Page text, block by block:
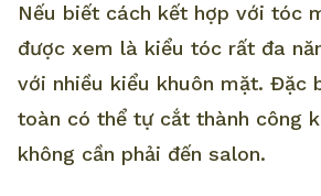
Nếu biết cách kết hợp với tóc
được xem là kiểu tóc rất đa
với nhiều kiểu khuôn mặt. Đặc
toàn có thể tự cắt thành công
không cần phải đến salon.